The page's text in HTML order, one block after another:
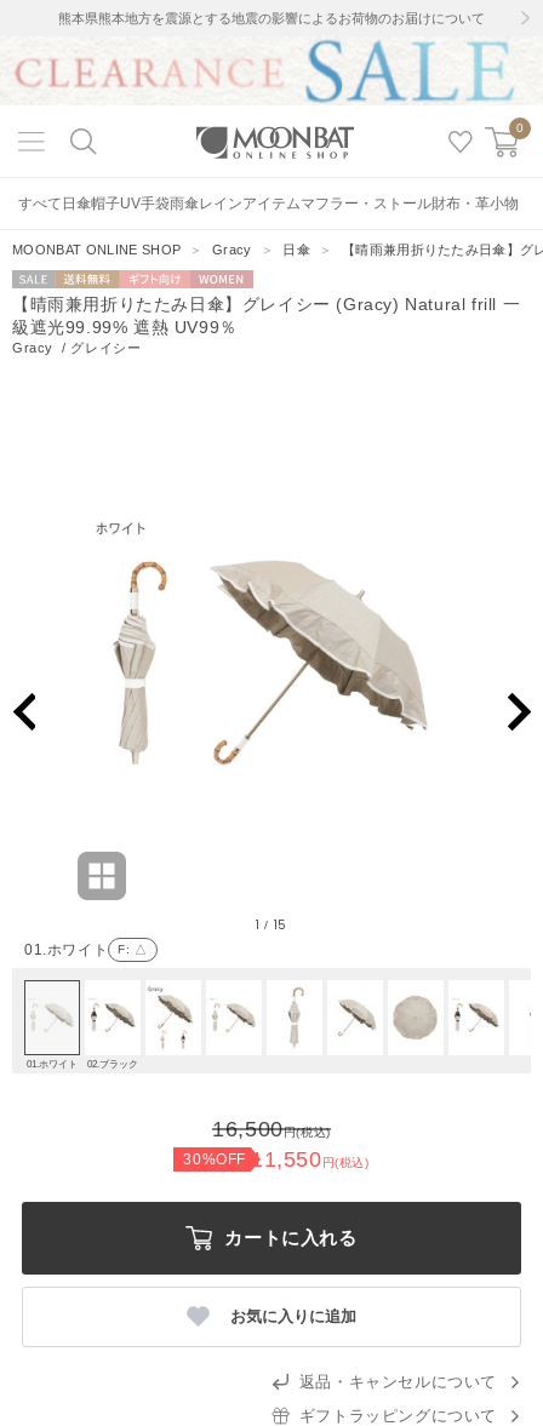
熊本県熊本地方を震源とする地震の影響によるお荷物のお届けについて
0
すべて 日傘帽子UV手袋雨傘レインアイテムマフラー・ストール財布・革小物
MOONBAT ONLINE SHOP ＞Gracy ＞ 日傘 ＞ 【晴雨兼用折りたたみ日傘】
セー
ル
送料無料 ギフト向
け
WOMEN
【晴雨兼用折りたたみ日傘】グレイシー (Gracy) Natural frill 一
級遮光99.99% 遮熱 UV99％
Gracy / グレイシー
01.ホワイト F: △
1 / 15
01.ホワイト 02.ブラック
16,500円(税込)
30%OFF 11,550円(税込)
カートに入れる
お気に入りに追加
返品・キャンセルについて
ギフトラッピングについて